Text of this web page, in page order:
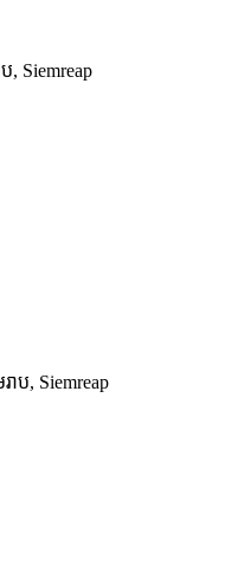
, Siemreap
ាប, Siemreap